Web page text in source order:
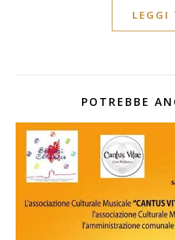
LEGGI
POTREBBE